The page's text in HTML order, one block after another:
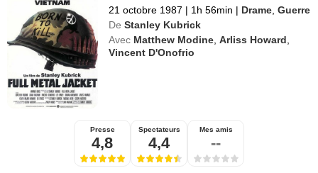
21 octobre 1987 | 1h 56min | Drame ,Guerre
De Stanley Kubrick
Avec Matthew Modine ,Arliss Howard
Vincent D'Onofrio
Presse
4,8
Spectateurs
4,4
Mes amis
--